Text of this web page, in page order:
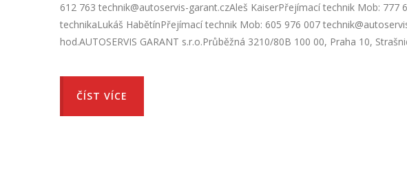
612 763 technik@autoservis-garant.czAleš KaiserPřejímací technik Mob: 777
technikaLukáš HabětínPřejímací technik Mob: 605 976 007
hod.AUTOSERVIS GARANT s.r.o.Průběžná 3210/80B 100 00, Praha 10,
ČÍST VÍCE